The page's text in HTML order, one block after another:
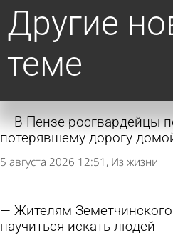
Другие
теме
В Пензе росгвардейцы
потерявшему дорогу
5 августа 2026 12:51 Из жизни
Жителям
научиться искать людей